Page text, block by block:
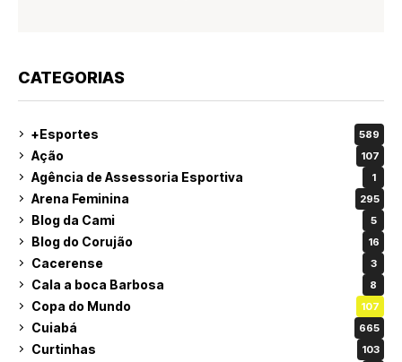
CATEGORIAS
+Esportes 589
Ação 107
Agência de Assessoria Esportiva 1
Arena Feminina 295
Blog da Cami 5
Blog do Corujão 16
Cacerense 3
Cala a boca Barbosa 8
Copa do Mundo 107
Cuiabá 665
Curtinhas 103